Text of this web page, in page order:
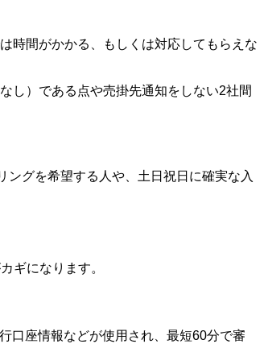
時間がかかる、もしくは対応してもらえな
し）である点や売掛先通知をしない2社間
グを希望する人や、土日祝日に確実な入
ギになります。
口座情報などが使用され、最短60分で審